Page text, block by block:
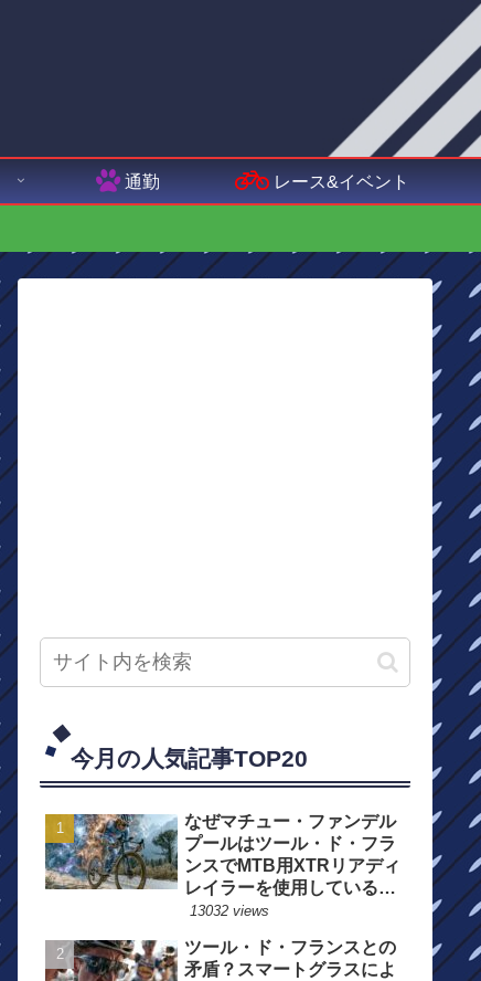
通勤 レース&イベント
今月の人気記事TOP20
なぜマチュー・ファンデル
プールはツール・ド・フラ
ンスでMTB用XTRリアディ
レイラーを使用しているの
か？
13032 views
ツール・ド・フランスとの
矛盾？スマートグラスによ